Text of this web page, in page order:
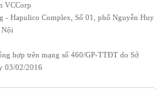
VCCorp
- Hapulico Complex, Số 01, phố Nguyễn Huy
Nội
hợp trên mạng số 460/GP-TTĐT do Sở
03/02/2016